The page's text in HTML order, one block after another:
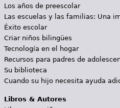
Los años de preescolar
Las escuelas y las familias: Una
Éxito escolar
Criar niños bilingües
Tecnología en el hogar
Recursos para padres de
Su biblioteca
Cuando su hijo necesita ayuda
Libros & Autores